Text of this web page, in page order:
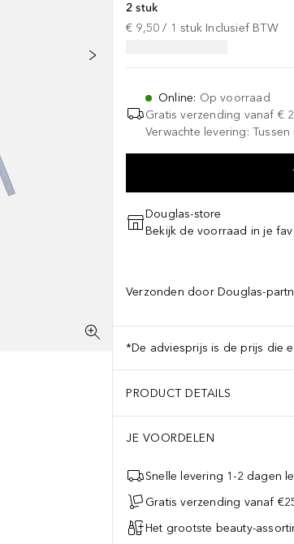
2 stuk
€ 9,50 / 1 stuk Inclusief BTW
Online: Op voorraad
Gratis verzending vanaf €
Verwachte levering:
Douglas-store
Bekijk de voorraad in je
Verzonden door Douglas-
*De adviesprijs is de prijs die
PRODUCT DETAILS
JE VOORDELEN
Snelle levering 1-2 dagen
Gratis verzending vanaf
Het grootste beauty-